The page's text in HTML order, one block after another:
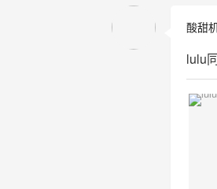
酸甜
lulu